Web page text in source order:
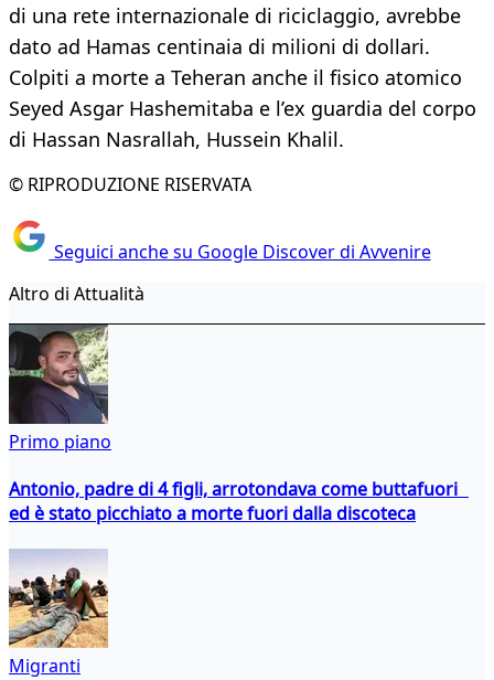
di una rete internazionale di riciclaggio, avrebbe
dato ad Hamas centinaia di milioni di dollari.
Colpiti a morte a Teheran anche il fisico atomico
Seyed Asgar Hashemitaba e l’ex guardia del corpo
di Hassan Nasrallah, Hussein Khalil.
© RIPRODUZIONE RISERVATA
Seguici anche su Google Discover di Avvenire
Altro di Attualità
Primo piano
Antonio, padre di 4 figli, arrotondava come buttafuori
ed è stato picchiato a morte fuori dalla discoteca
Migranti